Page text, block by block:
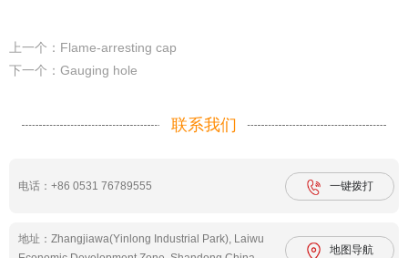
上一个：Flame-arresting cap
下一个：Gauging hole
联系我们
电话：+86 0531 76789555 一键拨打
地址：Zhangjiawa(Yinlong Industrial Park), Laiwu
地图导航